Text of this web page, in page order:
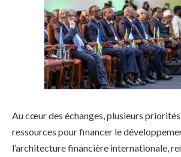
Au cœur des échanges, plusieurs
ressources pour financer le
l’architecture financière internationale,